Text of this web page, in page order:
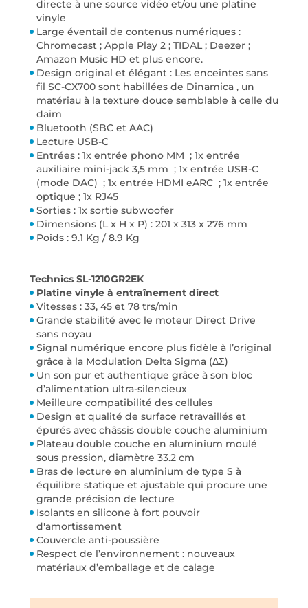
directe à une source vidéo et/ou une platine
vinyle
Large éventail de contenus numériques :
Chromecast ; Apple Play 2 ; TIDAL ; Deezer ;
Amazon Music HD et plus encore.
Design original et élégant : Les enceintes sans
fil SC-CX700 sont habillées de Dinamica , un
matériau à la texture douce semblable à celle du
daim
Bluetooth (SBC et AAC)
Lecture USB-C
Entrées : 1x entrée phono MM ; 1x entrée
auxiliaire mini-jack 3,5 mm ; 1x entrée USB-C
(mode DAC) ; 1x entrée HDMI eARC ; 1x entrée
optique ; 1x RJ45
Sorties : 1x sortie subwoofer
Dimensions (L x H x P) : 201 x 313 x 276 mm
Poids : 9.1 Kg / 8.9 Kg
Technics SL-1210GR2EK
Platine vinyle à entraînement direct
Vitesses : 33, 45 et 78 trs/min
Grande stabilité avec le moteur Direct Drive
sans noyau
Signal numérique encore plus fidèle à l’original
grâce à la Modulation Delta Sigma (ΔΣ)
Un son pur et authentique grâce à son bloc
d’alimentation ultra-silencieux
Meilleure compatibilité des cellules
Design et qualité de surface retravaillés et
épurés avec châssis double couche aluminium
Plateau double couche en aluminium moulé
sous pression, diamètre 33.2 cm
Bras de lecture en aluminium de type S à
équilibre statique et ajustable qui procure une
grande précision de lecture
Isolants en silicone à fort pouvoir
d'amortissement
Couvercle anti-poussière
Respect de l’environnement : nouveaux
matériaux d’emballage et de calage